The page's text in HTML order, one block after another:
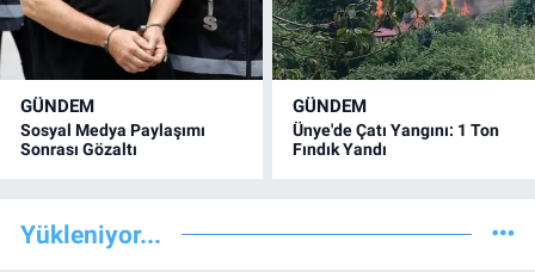
GÜNDEM
Sosyal Medya Paylaşımı
Sonrası Gözaltı
GÜNDEM
Ünye'de Çatı Yangını: 1 Ton
Fındık Yandı
Yükleniyor...